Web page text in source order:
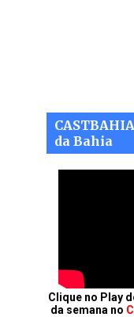
da Bahia
Clique no Play
da semana no